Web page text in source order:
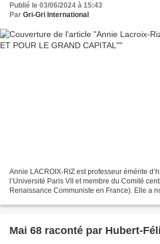
Publié le 03/06/2024 à 15:43
Par Gri-Gri International
Annie LACROIX-RIZ est professeur émérite
l’Université Paris VII et membre du Comité
Renaissance Communiste en France). Elle a
Mai 68 raconté par Hubert-